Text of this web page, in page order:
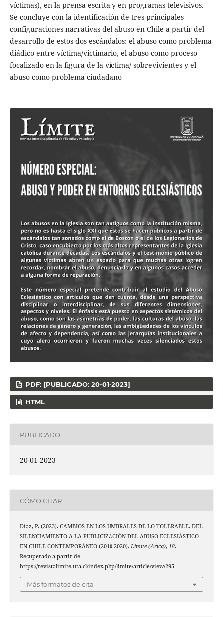
víctimas), en la prensa escrita y en programas televisivos.
Se concluye con la identificación de tres principales
configuraciones narrativas del abuso en Chile a partir del
desarrollo de estos dos escándalos: el abuso como problema
diádico entre víctima/victimario, el abuso como proceso
focalizado en la figura de la víctima/ sobrevivientes y el
abuso como problema ciudadano
PDF: [PUBLICADO: 20-01-2023]
HTML
PUBLICADO
20-01-2023
CÓMO CITAR
Díaz, P. (2023). CAMBIOS EN LOS UMBRALES DE LO TOLERABLE. DEL
SILENCIAMIENTO A LA PUBLICIZACIÓN DEL ABUSO ECLESIÁSTICO
EN CHILE CONTEMPORÁNEO (2010-2020). Límite (Arica), 18.
Recuperado a partir de
https://revistalimite.uta.cl/index.php/limite/article/view/295
Más formatos de cita